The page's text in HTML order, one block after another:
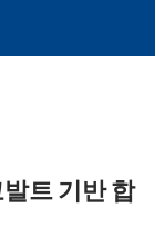
트 기반 합